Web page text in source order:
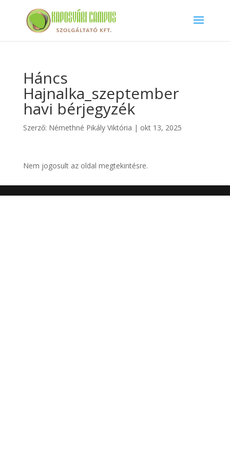
Háncs
Hajnalka_szeptember
havi bérjegyzék
Szerző: Némethné Pikály Viktória | okt 13, 2025
Nem jogosult az oldal megtekintésre.